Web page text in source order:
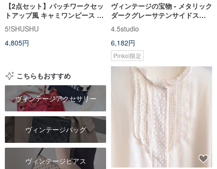
【2点セット】パッチワークセッ
トアップ風 キャミワンピース 〜
Aラインでゆったりリゾートスタ
イル〜 ヴィンテージ・Remake
5!SHUSHU
4,805円
ヴィンテージの宝物 - メタリック
ダークグレーサテンサイドスリ
ットロングスカート
4.5studio
6,182円
Pinkoi限定
こちらもおすすめ
ヴィンテージアクセサリー
ヴィンテージバッグ
ヴィンテージピアス